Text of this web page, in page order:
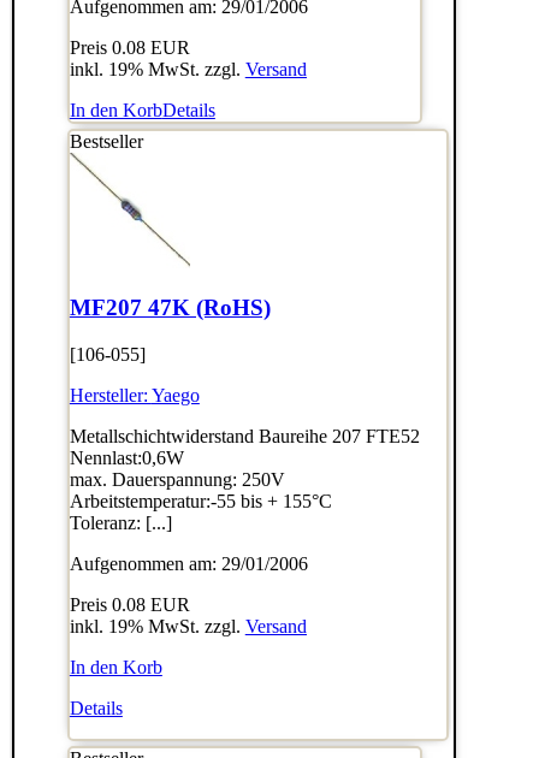
Aufgenommen am: 29/01/2006
Preis 0.08 EUR
inkl. 19% MwSt. zzgl. Versand
In den KorbDetails
Bestseller
MF207 47K (RoHS)
[106-055]
Hersteller: Yaego
Metallschichtwiderstand Baureihe 207 FTE52
Nennlast:0,6W
max. Dauerspannung: 250V
Arbeitstemperatur:-55 bis + 155°C
Toleranz: [...]
Aufgenommen am: 29/01/2006
Preis 0.08 EUR
inkl. 19% MwSt. zzgl. Versand
In den Korb
Details